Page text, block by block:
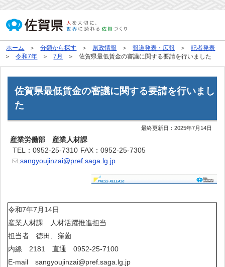
ホーム 分類から探す 県政情報 報道発表・広報
記者発表
令和7年
7月 佐賀県最低賃金の審議に関する要請を行いました
佐賀県最低賃金の審議に関する要請を行いまし
た
最終更新日：2025年7月14日
産業労働部 産業人材課
TEL：0952-25-7310 FAX：0952-25-7305
sangyoujinzai@pref.saga.lg.jp
令和7年7月14日
産業人材課 人材活躍推進担当
担当者 徳田、窪薗
内線 2181 直通 0952-25-7100
E-mail sangyoujinzai@pref.saga.lg.jp